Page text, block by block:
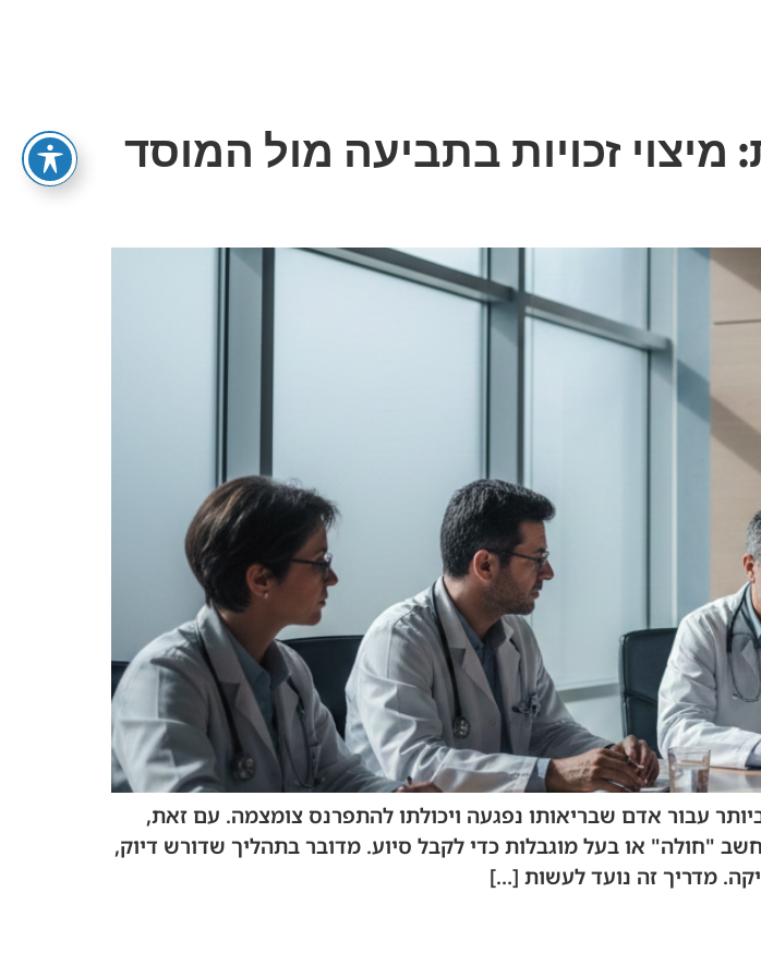
זכויות בתביעה מול המוסד
עבור אדם שבריאותו נפגעה ויכולתו להתפרנס צומצמה. עם זאת,
"חולה" או בעל מוגבלות כדי לקבל סיוע. מדובר בתהליך שדורש דיוק,
מדריך זה נועד לעשות […]